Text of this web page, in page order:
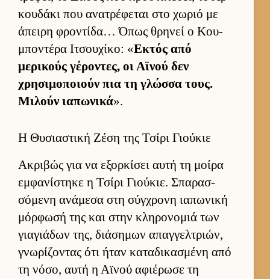
κου­δάκι που ανατρέφεται στο χωριό με
άπειρη φροντίδα… Όπως θρηνεί ο Κου­
μποντέρα Ιτσου­χίκο: «Εκτός από
μερικούς γέροντες, οι Αϊνού δεν
χρησιμοποιούν πια τη γλώσσα τους.
Μιλούν ια­πωνικά».
Η Θυσιαστική Ζέση της Τσίρι Γιούκιε
Ακριβώς για να εξορ­κίσει αυτή τη μοίρα
εμ­φανίστηκε η Τσίρι Γιού­κιε. Σπαρασ­
σόμενη ανάμεσα στη σύγ­χρονη ια­πωνική
μόρ­φωσή της και στην κληρονομιά των
για­γιάδων της, διάσημων απαγ­γελ­τριών,
γνωρίζοντας ότι ήταν καταδικασμένη από
τη νόσο, αυτή η Αϊνού αφιέρωσε τη